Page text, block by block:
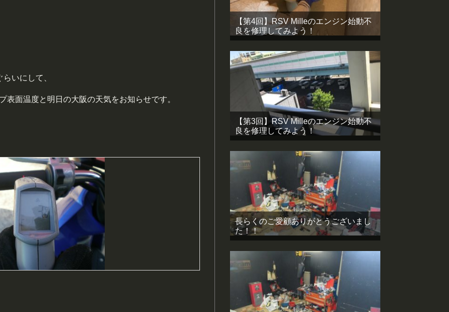
いにして、
表面温度と明日の大阪の天気をお知らせです。
【第4回】RSV Milleのエンジン始動不
良を修理してみよう！
【第3回】RSV Milleのエンジン始動不
良を修理してみよう！
長らくのご愛顧ありがとうございまし
た！！